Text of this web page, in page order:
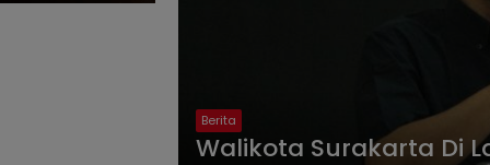
Berita
Walikota Surakarta Di